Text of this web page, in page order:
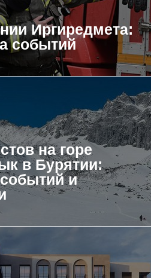
Иргиредмета:
событий
на горе
в Бурятии:
и